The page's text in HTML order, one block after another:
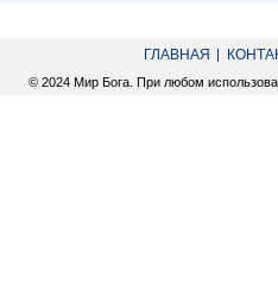
ГЛАВНАЯ
© 2024 Мир Бога. При любом